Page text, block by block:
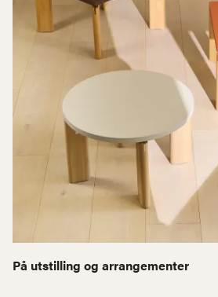
På utstilling og arrangementer